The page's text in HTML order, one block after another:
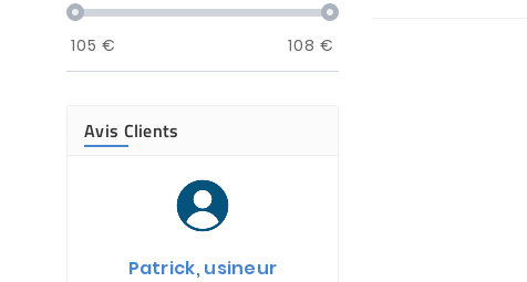
105 € 108 €
Avis Clients
Patrick, usineur